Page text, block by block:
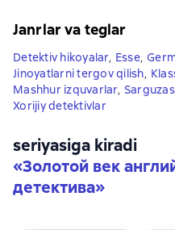
Janrlar va teglar
Detektiv hikoyalar, Esse,
Jinoyatlarni tergov qilish,
Mashhur izquvarlar,
Xorijiy detektivlar
seriyasiga kiradi
«Золотой век
детектива»